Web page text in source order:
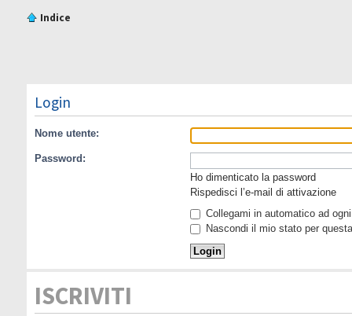
Indice
Login
Nome utente:
Password:
Ho dimenticato la password
Rispedisci l’e-mail di attivazione
Collegami in automatico ad
Nascondi il mio stato per
ISCRIVITI